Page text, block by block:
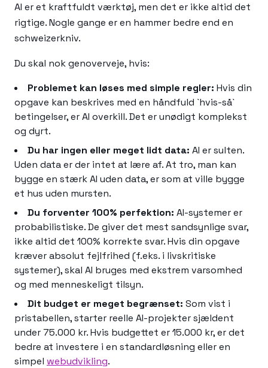
AI er et kraftfuldt værktøj, men det er ikke altid det
rigtige. Nogle gange er en hammer bedre end en
schweizerkniv.
Du skal nok genoverveje, hvis:
Problemet kan løses med simple regler: Hvis din
opgave kan beskrives med en håndfuld `hvis-så`
betingelser, er AI overkill. Det er unødigt komplekst
og dyrt.
Du har ingen eller meget lidt data: AI er sulten.
Uden data er der intet at lære af. At tro, man kan
bygge en stærk AI uden data, er som at ville bygge
et hus uden mursten.
Du forventer 100% perfektion: AI-systemer er
probabilistiske. De giver det mest sandsynlige svar,
ikke altid det 100% korrekte svar. Hvis din opgave
kræver absolut fejlfrihed (f.eks. i livskritiske
systemer), skal AI bruges med ekstrem varsomhed
og med menneskeligt tilsyn.
Dit budget er meget begrænset: Som vist i
pristabellen, starter reelle AI-projekter sjældent
under 75.000 kr. Hvis budgettet er 15.000 kr, er det
bedre at investere i en standardløsning eller en
simpel webudvikling.